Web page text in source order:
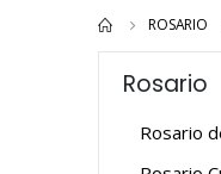
ROSARIO
Rosario
Rosario